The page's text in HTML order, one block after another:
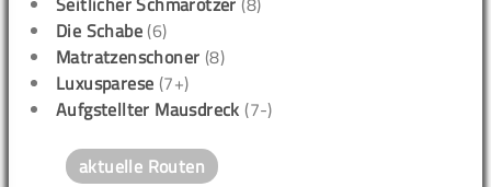
Die Schabe (6)
Matratzenschoner (8)
Luxusparese (7+)
Aufgstellter Mausdreck (7-)
aktuelle Routen